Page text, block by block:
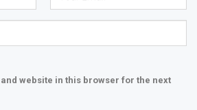
website in this browser for the next